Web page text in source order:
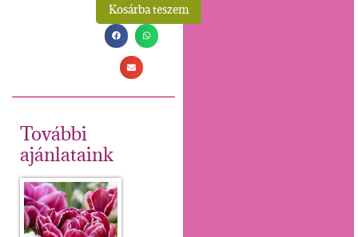
Kosárba teszem
Alternative:
További
ajánlataink